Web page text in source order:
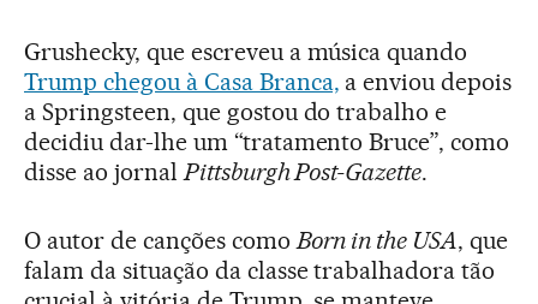
Grushecky, que escreveu a música quando
Trump chegou à Casa Branca, a enviou depois
a Springsteen, que gostou do trabalho e
decidiu dar-lhe um “tratamento Bruce”, como
disse ao jornalPittsburgh Post-Gazette.
O autor de canções comoBorn in the USA, que
falam da situação da classe trabalhadora tão